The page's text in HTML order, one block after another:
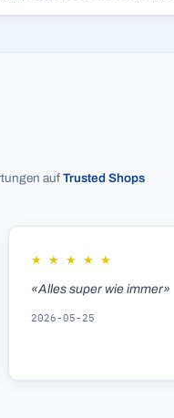
aufTrusted Shops
★ ★ ★ ★ ★
«Alles super wie immer»
2026-05-25